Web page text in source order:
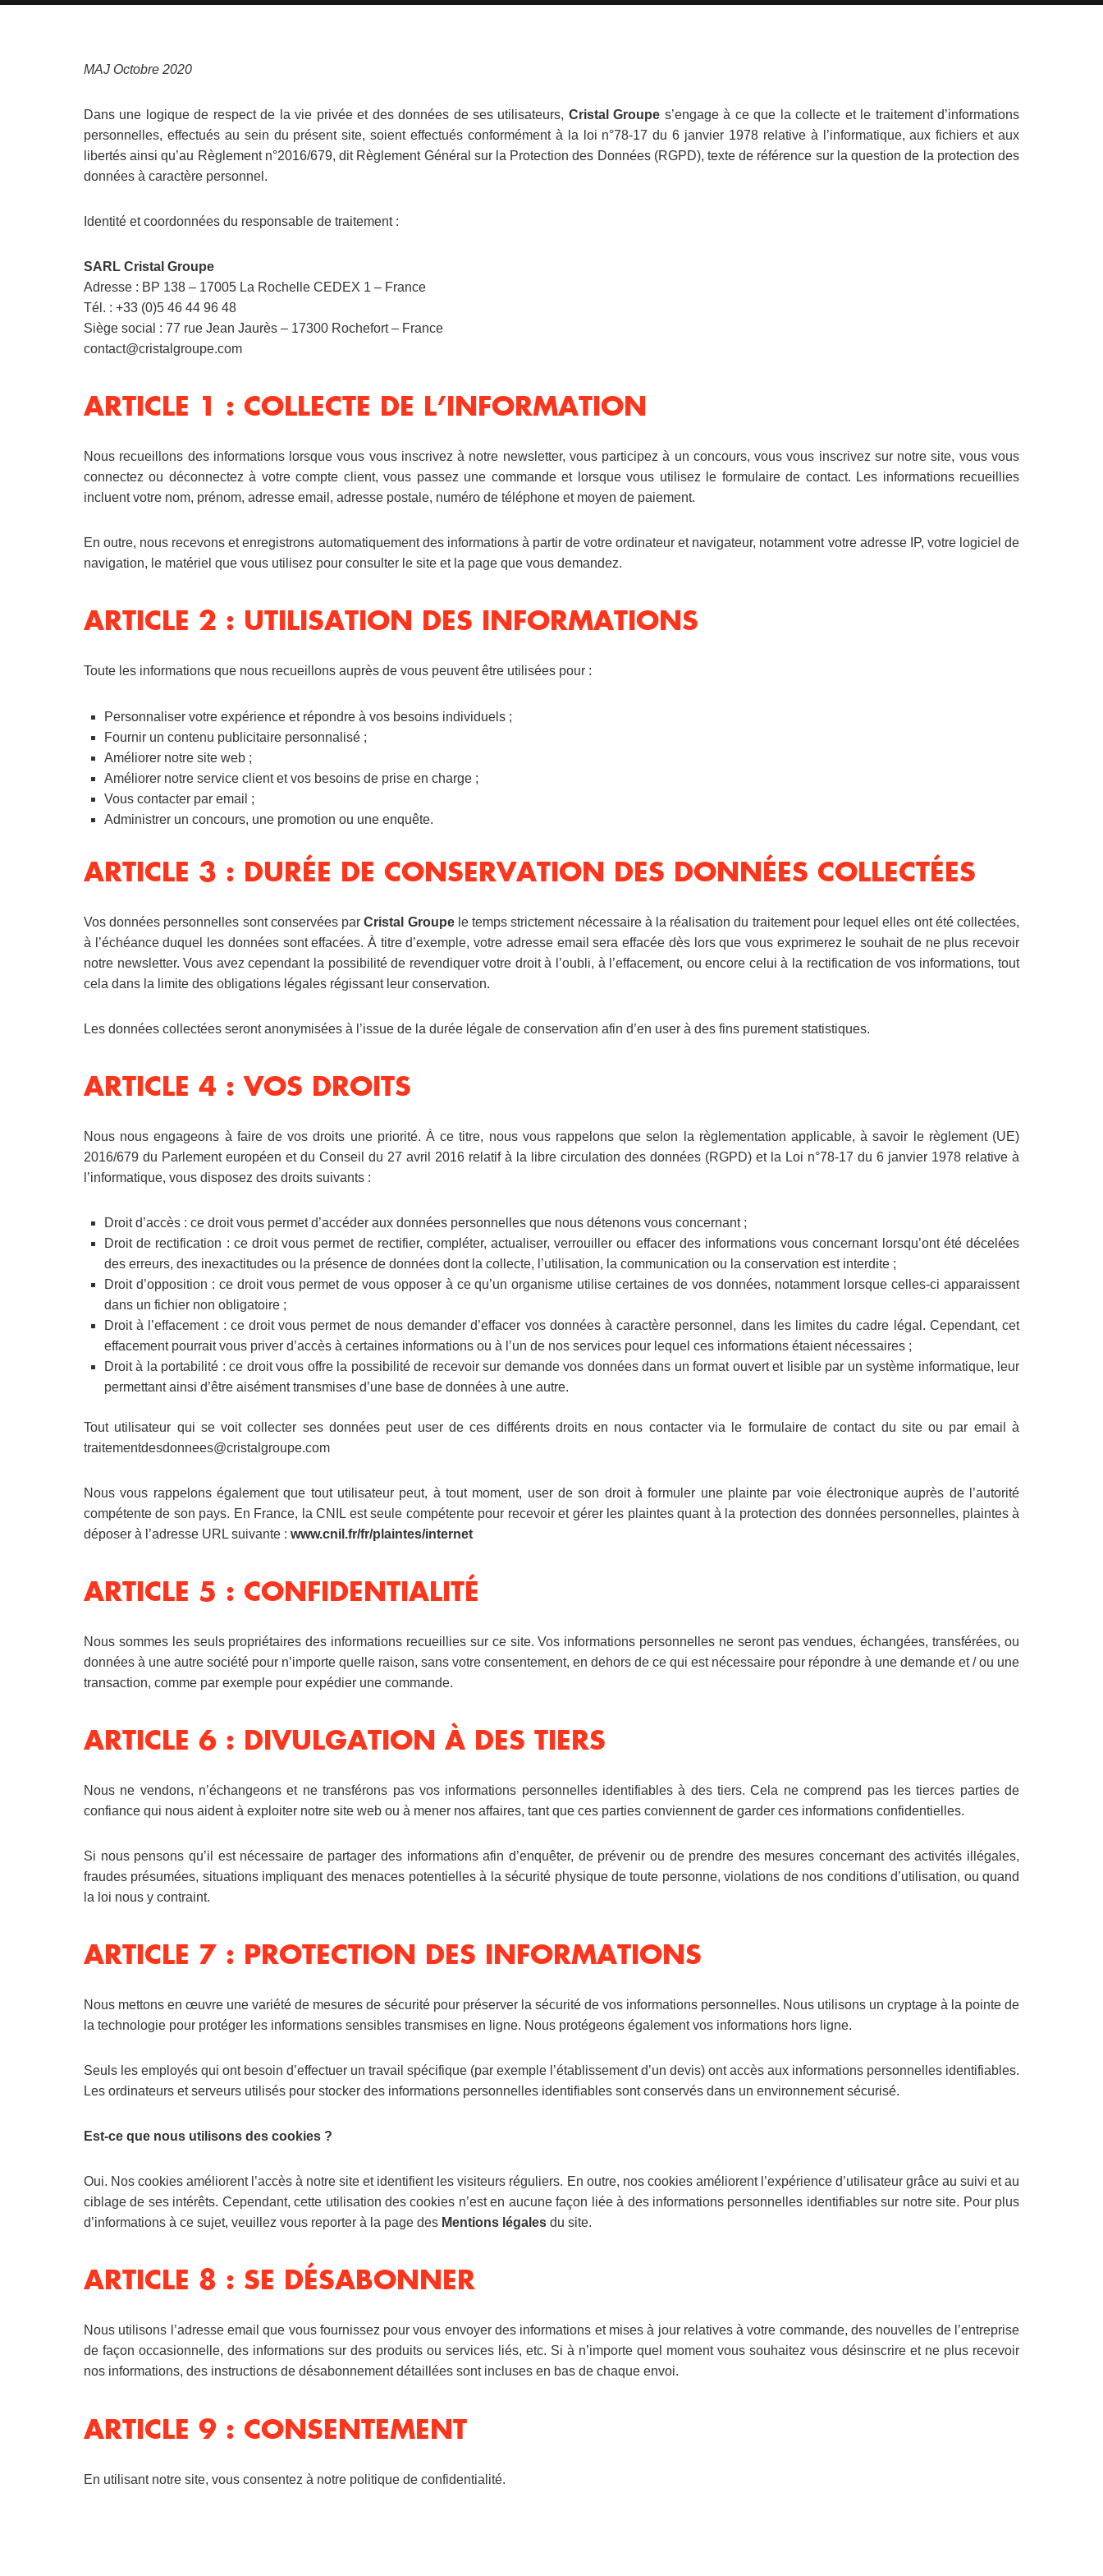
MAJ Octobre 2020
Dans une logique de respect de la vie privée et des données de ses utilisateurs, Cristal Groupe s’engage à ce que la collecte et le traitement d’informations
personnelles, effectués au sein du présent site, soient effectués conformément à la loi n°78-17 du 6 janvier 1978 relative à l’informatique, aux fichiers et aux
libertés ainsi qu’au Règlement n°2016/679, dit Règlement Général sur la Protection des Données (RGPD), texte de référence sur la question de la protection des
données à caractère personnel.
Identité et coordonnées du responsable de traitement :
SARL Cristal Groupe
Adresse : BP 138 – 17005 La Rochelle CEDEX 1 – France
Tél. : +33 (0)5 46 44 96 48
Siège social : 77 rue Jean Jaurès – 17300 Rochefort – France
contact@cristalgroupe.com
ARTICLE 1 : COLLECTE DE L’INFORMATION
Nous recueillons des informations lorsque vous vous inscrivez à notre newsletter, vous participez à un concours, vous vous inscrivez sur notre site, vous vous
connectez ou déconnectez à votre compte client, vous passez une commande et lorsque vous utilisez le formulaire de contact. Les informations recueillies
incluent votre nom, prénom, adresse email, adresse postale, numéro de téléphone et moyen de paiement.
En outre, nous recevons et enregistrons automatiquement des informations à partir de votre ordinateur et navigateur, notamment votre adresse IP, votre logiciel de
navigation, le matériel que vous utilisez pour consulter le site et la page que vous demandez.
ARTICLE 2 : UTILISATION DES INFORMATIONS
Toute les informations que nous recueillons auprès de vous peuvent être utilisées pour :
Personnaliser votre expérience et répondre à vos besoins individuels ;
Fournir un contenu publicitaire personnalisé ;
Améliorer notre site web ;
Améliorer notre service client et vos besoins de prise en charge ;
Vous contacter par email ;
Administrer un concours, une promotion ou une enquête.
ARTICLE 3 : DURÉE DE CONSERVATION DES DONNÉES COLLECTÉES
Vos données personnelles sont conservées parCristal Groupele temps strictement nécessaire à la réalisation du traitement pour lequel elles ont été collectées,
à l’échéance duquel les données sont effacées. À titre d’exemple, votre adresse email sera effacée dès lors que vous exprimerez le souhait de ne plus recevoir
notre newsletter. Vous avez cependant la possibilité de revendiquer votre droit à l’oubli, à l’effacement, ou encore celui à la rectification de vos informations, tout
cela dans la limite des obligations légales régissant leur conservation.
Les données collectées seront anonymisées à l’issue de la durée légale de conservation afin d’en user à des fins purement statistiques.
ARTICLE 4 : VOS DROITS
Nous nous engageons à faire de vos droits une priorité. À ce titre, nous vous rappelons que selon la règlementation applicable, à savoir le règlement (UE)
2016/679 du Parlement européen et du Conseil du 27 avril 2016 relatif à la libre circulation des données (RGPD) et la Loi n°78-17 du 6 janvier 1978 relative à
l’informatique, vous disposez des droits suivants :
Droit d’accès : ce droit vous permet d’accéder aux données personnelles que nous détenons vous concernant ;
Droit de rectification : ce droit vous permet de rectifier, compléter, actualiser, verrouiller ou effacer des informations vous concernant lorsqu’ont été décelées
des erreurs, des inexactitudes ou la présence de données dont la collecte, l’utilisation, la communication ou la conservation est interdite ;
Droit d’opposition : ce droit vous permet de vous opposer à ce qu’un organisme utilise certaines de vos données, notamment lorsque celles-ci apparaissent
dans un fichier non obligatoire ;
Droit à l’effacement : ce droit vous permet de nous demander d’effacer vos données à caractère personnel, dans les limites du cadre légal. Cependant, cet
effacement pourrait vous priver d’accès à certaines informations ou à l’un de nos services pour lequel ces informations étaient nécessaires ;
Droit à la portabilité : ce droit vous offre la possibilité de recevoir sur demande vos données dans un format ouvert et lisible par un système informatique, leur
permettant ainsi d’être aisément transmises d’une base de données à une autre.
Tout utilisateur qui se voit collecter ses données peut user de ces différents droits en nous contacter via le formulaire de contact du site ou par email à
traitementdesdonnees@cristalgroupe.com
Nous vous rappelons également que tout utilisateur peut, à tout moment, user de son droit à formuler une plainte par voie électronique auprès de l’autorité
compétente de son pays. En France, la CNIL est seule compétente pour recevoir et gérer les plaintes quant à la protection des données personnelles, plaintes à
déposer à l’adresse URL suivante : www.cnil.fr/fr/plaintes/internet
ARTICLE 5 : CONFIDENTIALITÉ
Nous sommes les seuls propriétaires des informations recueillies sur ce site. Vos informations personnelles ne seront pas vendues, échangées, transférées, ou
données à une autre société pour n’importe quelle raison, sans votre consentement, en dehors de ce qui est nécessaire pour répondre à une demande et / ou une
transaction, comme par exemple pour expédier une commande.
ARTICLE 6 : DIVULGATION À DES TIERS
Nous ne vendons, n’échangeons et ne transférons pas vos informations personnelles identifiables à des tiers. Cela ne comprend pas les tierces parties de
confiance qui nous aident à exploiter notre site web ou à mener nos affaires, tant que ces parties conviennent de garder ces informations confidentielles.
Si nous pensons qu’il est nécessaire de partager des informations afin d’enquêter, de prévenir ou de prendre des mesures concernant des activités illégales,
fraudes présumées, situations impliquant des menaces potentielles à la sécurité physique de toute personne, violations de nos conditions d’utilisation, ou quand
la loi nous y contraint.
ARTICLE 7 : PROTECTION DES INFORMATIONS
Nous mettons en œuvre une variété de mesures de sécurité pour préserver la sécurité de vos informations personnelles. Nous utilisons un cryptage à la pointe de
la technologie pour protéger les informations sensibles transmises en ligne. Nous protégeons également vos informations hors ligne.
Seuls les employés qui ont besoin d’effectuer un travail spécifique (par exemple l’établissement d’un devis) ont accès aux informations personnelles identifiables.
Les ordinateurs et serveurs utilisés pour stocker des informations personnelles identifiables sont conservés dans un environnement sécurisé.
Est-ce que nous utilisons des cookies ?
Oui. Nos cookies améliorent l’accès à notre site et identifient les visiteurs réguliers. En outre, nos cookies améliorent l’expérience d’utilisateur grâce au suivi et au
ciblage de ses intérêts. Cependant, cette utilisation des cookies n’est en aucune façon liée à des informations personnelles identifiables sur notre site. Pour plus
d’informations à ce sujet, veuillez vous reporter à la page des Mentions légales du site.
ARTICLE 8 : SE DÉSABONNER
Nous utilisons l’adresse email que vous fournissez pour vous envoyer des informations et mises à jour relatives à votre commande, des nouvelles de l’entreprise
de façon occasionnelle, des informations sur des produits ou services liés, etc. Si à n’importe quel moment vous souhaitez vous désinscrire et ne plus recevoir
nos informations, des instructions de désabonnement détaillées sont incluses en bas de chaque envoi.
ARTICLE 9 : CONSENTEMENT
En utilisant notre site, vous consentez à notre politique de confidentialité.